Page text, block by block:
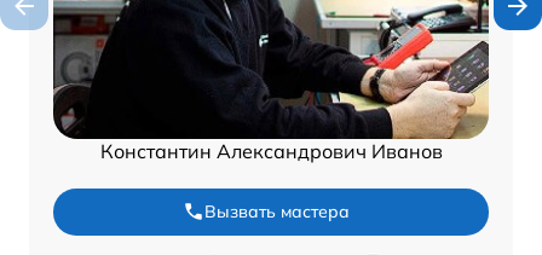
Константин Александрович Иванов
Вызвать мастера